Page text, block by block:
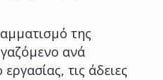
της
ανά
τις άδειες